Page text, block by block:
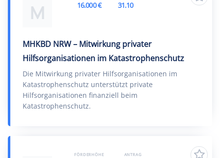
M
MHKBD NRW – Mitwirkung privater
Hilfsorganisationen im Katastrophenschutz
Die Mitwirkung privater Hilfsorganisationen im
Katastrophenschutz unterstützt private
Hilfsorganisationen finanziell beim
Katastrophenschutz.
16.000 € 31.10
FÖRDERHÖHE ANTRAG